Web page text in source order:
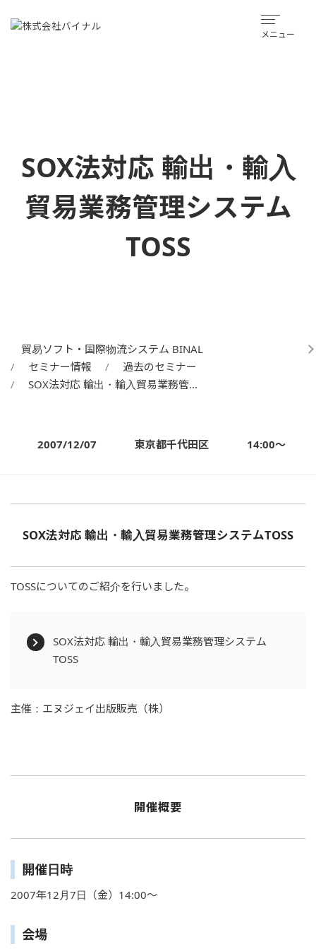
メニュー
SOX法対応 輸出・輸入
貿易業務管理システム
TOSS
貿易ソフト・国際物流システム BINAL
セミナー情報
過去のセミナー
SOX法対応 輸出・輸入貿易業務管…
2007/12/07 東京都千代田区 14:00～
SOX法対応 輸出・輸入貿易業務管理システムTOSS
TOSSについてのご紹介を行いました。
SOX法対応 輸出・輸入貿易業務管理システム
TOSS
主催：エヌジェイ出版販売（株）
開催概要
開催日時
2007年12月7日（金）14:00～
会場